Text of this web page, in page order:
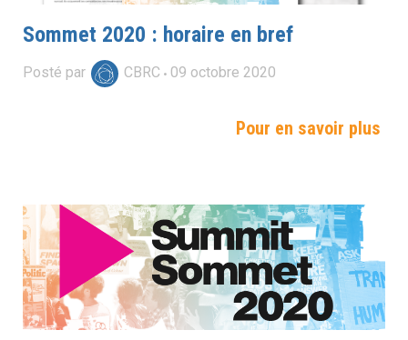
Sommet 2020 : horaire en bref
Posté par CBRC 09 octobre 2020
Pour en savoir plus